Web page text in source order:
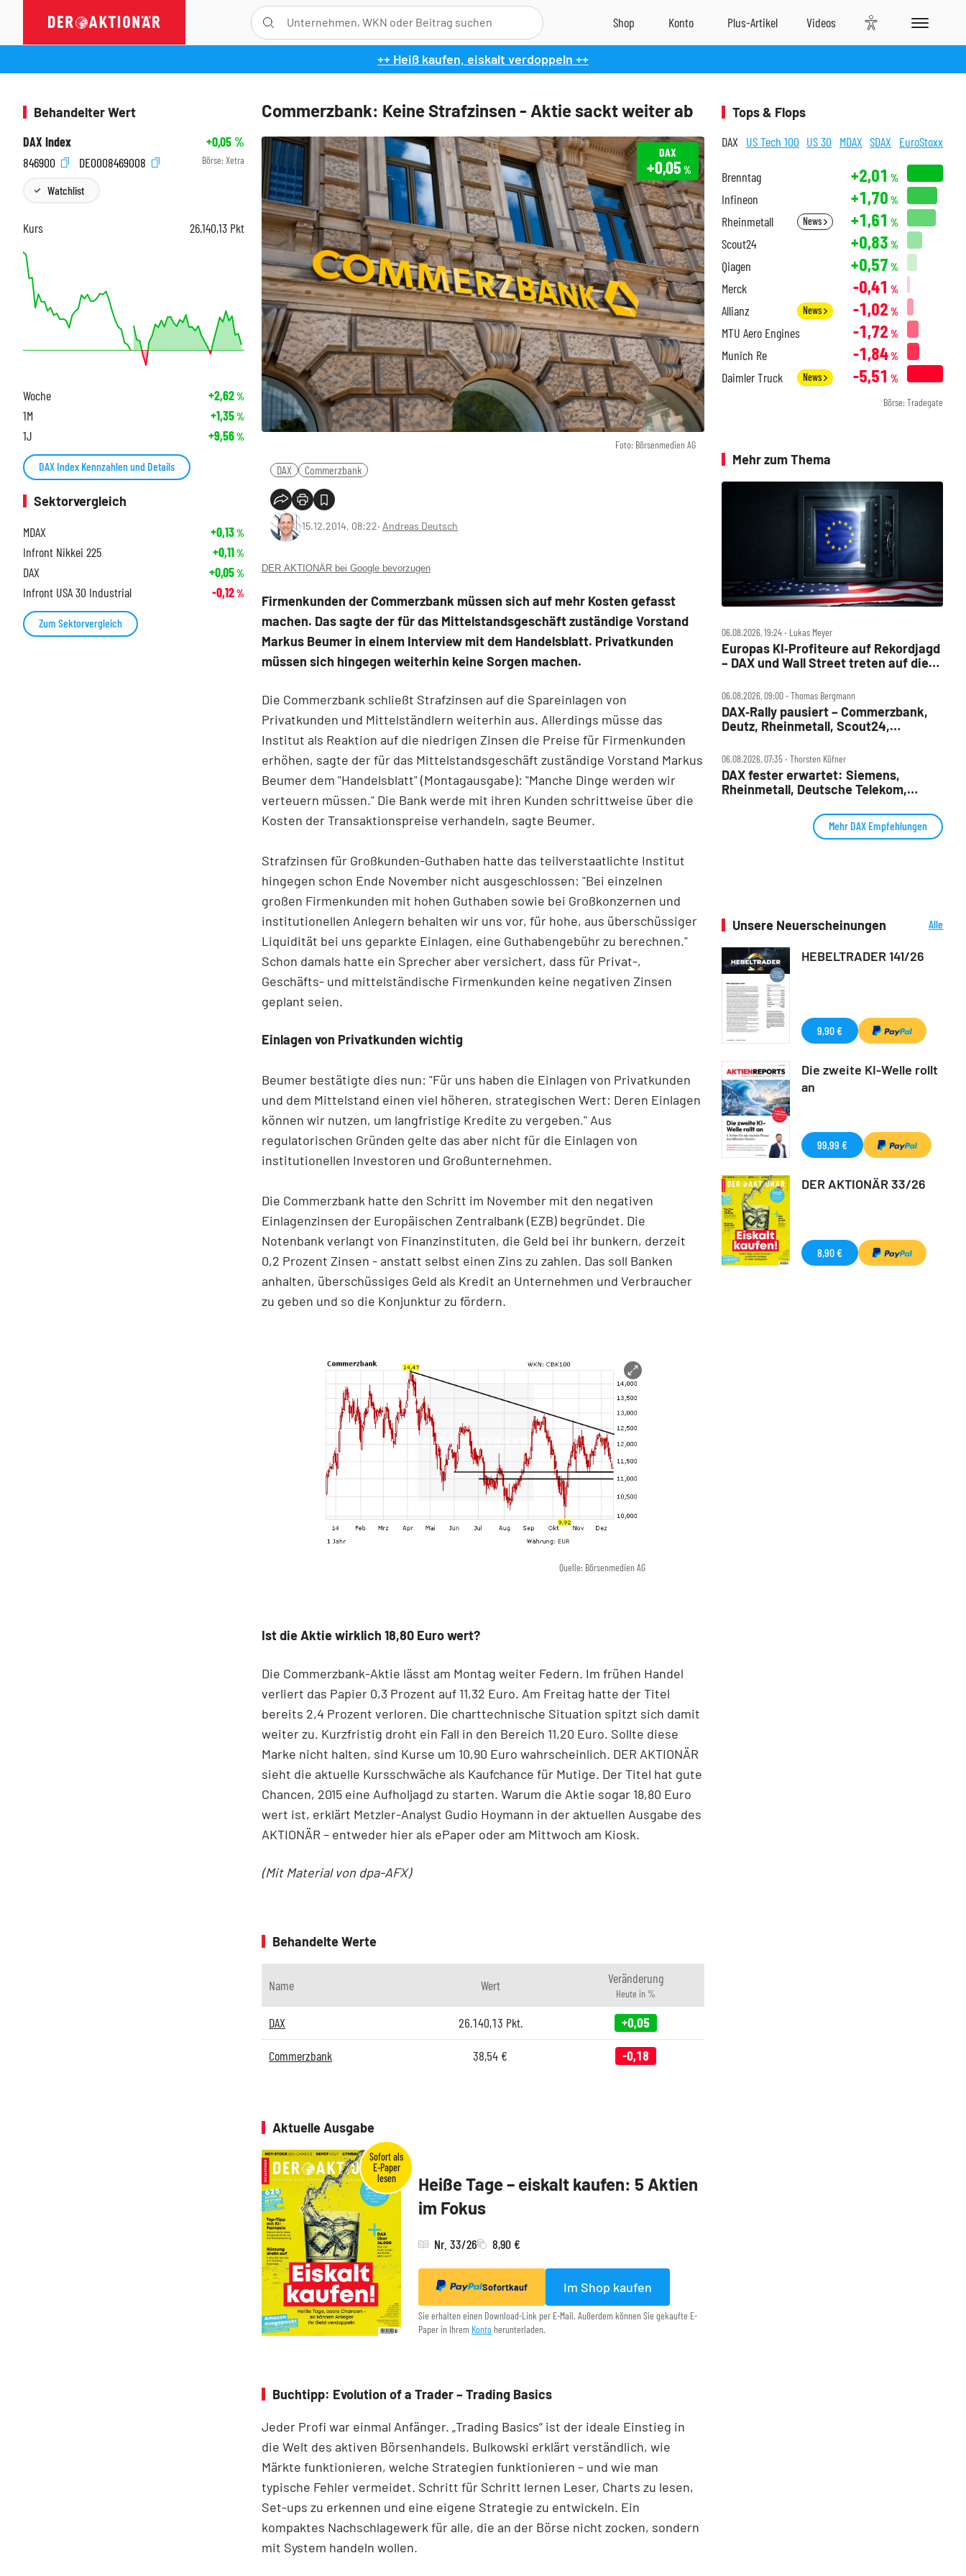
++ Heiß kaufen, eiskalt verdoppeln ++
Commerzbank: Keine Strafzinsen - Aktie sackt weiter ab
Foto: Börsenmedien AG
DAX
+0,05 %
DAX Commerzbank
15.12.2014, 08:22‧ Andreas Deutsch
DER AKTIONÄR bei Google bevorzugen
Firmenkunden der Commerzbank müssen sich auf mehr Kosten gefasst
machen. Das sagte der für das Mittelstandsgeschäft zuständige Vorstand
Markus Beumer in einem Interview mit dem Handelsblatt. Privatkunden
müssen sich hingegen weiterhin keine Sorgen machen.
Die Commerzbank schließt Strafzinsen auf die Spareinlagen von
Privatkunden und Mittelständlern weiterhin aus. Allerdings müsse das
Institut als Reaktion auf die niedrigen Zinsen die Preise für Firmenkunden
erhöhen, sagte der für das Mittelstandsgeschäft zuständige Vorstand Markus
Beumer dem "Handelsblatt" (Montagausgabe): "Manche Dinge werden wir
verteuern müssen." Die Bank werde mit ihren Kunden schrittweise über die
Kosten der Transaktionspreise verhandeln, sagte Beumer.
Strafzinsen für Großkunden-Guthaben hatte das teilverstaatlichte Institut
hingegen schon Ende November nicht ausgeschlossen: "Bei einzelnen
großen Firmenkunden mit hohen Guthaben sowie bei Großkonzernen und
institutionellen Anlegern behalten wir uns vor, für hohe, aus überschüssiger
Liquidität bei uns geparkte Einlagen, eine Guthabengebühr zu berechnen."
Schon damals hatte ein Sprecher aber versichert, dass für Privat-,
Geschäfts- und mittelständische Firmenkunden keine negativen Zinsen
geplant seien.
Einlagen von Privatkunden wichtig
Beumer bestätigte dies nun: "Für uns haben die Einlagen von Privatkunden
und dem Mittelstand einen viel höheren, strategischen Wert: Deren Einlagen
können wir nutzen, um langfristige Kredite zu vergeben." Aus
regulatorischen Gründen gelte das aber nicht für die Einlagen von
institutionellen Investoren und Großunternehmen.
Die Commerzbank hatte den Schritt im November mit den negativen
Einlagenzinsen der Europäischen Zentralbank (EZB) begründet. Die
Notenbank verlangt von Finanzinstituten, die Geld bei ihr bunkern, derzeit
0,2 Prozent Zinsen - anstatt selbst einen Zins zu zahlen. Das soll Banken
anhalten, überschüssiges Geld als Kredit an Unternehmen und Verbraucher
zu geben und so die Konjunktur zu fördern.
Quelle: Börsenmedien AG
Ist die Aktie wirklich 18,80 Euro wert?
Die Commerzbank-Aktie lässt am Montag weiter Federn. Im frühen Handel
verliert das Papier 0,3 Prozent auf 11,32 Euro. Am Freitag hatte der Titel
bereits 2,4 Prozent verloren. Die charttechnische Situation spitzt sich damit
weiter zu. Kurzfristig droht ein Fall in den Bereich 11,20 Euro. Sollte diese
Marke nicht halten, sind Kurse um 10,90 Euro wahrscheinlich. DER AKTIONÄR
sieht die aktuelle Kursschwäche als Kaufchance für Mutige. Der Titel hat gute
Chancen, 2015 eine Aufholjagd zu starten. Warum die Aktie sogar 18,80 Euro
wert ist, erklärt Metzler-Analyst Gudio Hoymann in der aktuellen Ausgabe des
AKTIONÄR – entweder hier als ePaper oder am Mittwoch am Kiosk.
(Mit Material von dpa-AFX)
Behandelte Werte
Name Wert Veränderung
Heute in %
DAX 26.140,13 Pkt. +0,05
Commerzbank 38,54 € -0,18
Aktuelle Ausgabe
Heiße Tage – eiskalt kaufen: 5 Aktien
im Fokus
Nr. 33/26 8,90 €
Sofortkauf Im Shop kaufen
Sie erhalten einen Download-Link per E-Mail. Außerdem können Sie gekaufte E-
Paper in Ihrem Konto herunterladen.
Buchtipp: Evolution of a Trader – Trading Basics
Jeder Profi war einmal Anfänger. „Trading Basics“ ist der ideale Einstieg in
die Welt des aktiven Börsenhandels. Bulkowski erklärt verständlich, wie
Märkte funktionieren, welche Strategien funktionieren – und wie man
typische Fehler vermeidet. Schritt für Schritt lernen Leser, Charts zu lesen,
Set-ups zu erkennen und eine eigene Strategie zu entwickeln. Ein
kompaktes Nachschlagewerk für alle, die an der Börse nicht zocken, sondern
mit System handeln wollen.
Behandelter Wert
DAX Index
+0,05%
846900
DE0008469008 Börse: Xetra
Watchlist
Kurs 26.140,13 Pkt
Woche +2,62%
1M +1,35%
1J +9,56%
DAX Index Kennzahlen und Details
Sektorvergleich
MDAX
+0,13%
Infront Nikkei 225 +0,11%
DAX +0,05%
Infront USA 30 Industrial -0,12%
Zum Sektorvergleich
Tops & Flops
DAX US Tech 100 US 30 MDAX SDAX EuroStoxx
Brenntag +2,01 %
Infineon +1,70 %
Rheinmetall News +1,61 %
Scout24 +0,83 %
Qiagen +0,57 %
Merck -0,41 %
Allianz News -1,02 %
MTU Aero Engines -1,72 %
Munich Re -1,84%
Daimler Truck News -5,51 %
Börse: Tradegate
Mehr zum Thema
06.08.2026, 19:24 ‧ Lukas Meyer
Europas KI‑Profiteure auf Rekordjagd
– DAX und Wall Street treten auf die
06.08.2026, 09:00 ‧ Thomas Bergmann
DAX‑Rally pausiert – Commerzbank,
Deutz, Rheinmetall, Scout24,
Check
06.08.2026, 07:35 ‧ Thorsten Küfner
DAX fester erwartet: Siemens,
Rheinmetall, Deutsche Telekom,
Mehr DAX Empfehlungen
Unsere Neuerscheinungen
Alle
HEBELTRADER 141/26
9,90 €
Die zweite KI-Welle rollt
an
99,99 €
DER AKTIONÄR 33/26
8,90 €